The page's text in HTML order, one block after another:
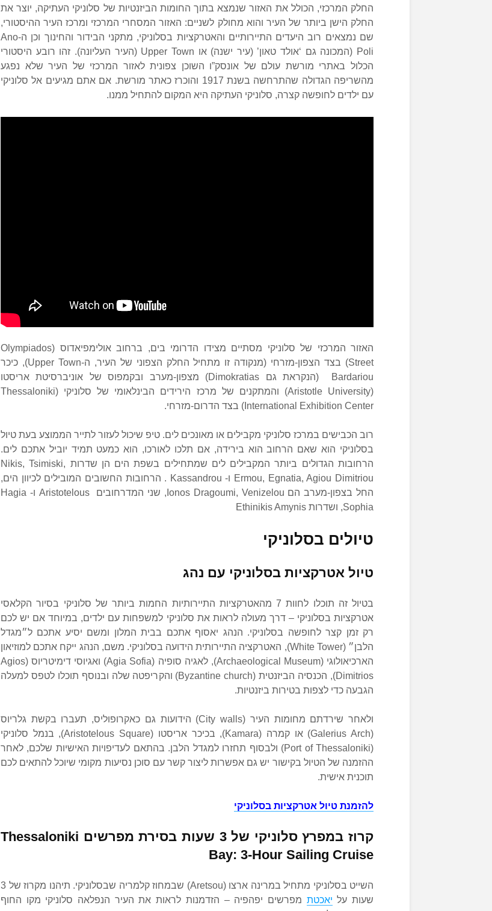
החלק המרכזי, הכולל את האזור שנמצא בתוך החומות הביזנטיות של סלוניקי העתיקה, יוצר את
החלק הישן ביותר של העיר והוא מחולק לשניים: האזור המסחרי המרכזי ומרכז העיר ההיסטורי,
שם נמצאים רוב היעדים התיירותיים והאטרקציות בסלוניקי, מתקני הבידור והחינוך וכן ה-Ano
Poli (המכונה גם ‘אולד טאון’ (עיר ישנה) או Upper Town (העיר העליונה). זהו רובע היסטורי
הכלול באתרי מורשת עולם של אונסק”ו השוכן צפונית לאזור המרכזי של העיר שלא נפגע
מהשריפה הגדולה שהתרחשה בשנת 1917 והוכרז כאתר מורשת. אם אתם מגיעים אל סלוניקי
עם ילדים לחופשה קצרה, סלוניקי העתיקה היא המקום להתחיל ממנו.
האזור המרכזי של סלוניקי מסתיים מצידו הדרומי בים, ברחוב אולימפיאדוס (Olympiados
Street) בצד הצפון-מזרחי (מנקודה זו מתחיל החלק הצפוני של העיר, ה-Upper Town), כיכר
Bardariou (הנקראת גם Dimokratias) מצפון-מערב ובקמפוס של אוניברסיטת אריסטו
(Aristotle University) והמתקנים של מרכז הירידים הבינלאומי של סלוניקי (Thessaloniki
International Exhibition Center) בצד הדרום-מזרחי.
רוב הכבישים במרכז סלוניקי מקבילים או מאונכים לים. טיפ שיכול לעזור לתייר הממוצע בעת טיול
בסלוניקי הוא שאם הרחוב הוא בירידה, אם תלכו לאורכו, הוא כמעט תמיד יוביל אתכם לים.
הרחובות הגדולים ביותר המקבילים לים שמתחילים בשפת הים הן שדרות Nikis, Tsimiski,
Ermou, Egnatia, Agiou Dimitriou ו- Kassandrou . הרחובות החשובים המובילים לכיוון הים,
החל בצפון-מערב הם Ionos Dragoumi, Venizelou, שני המדרחובים Aristotelous ו- Hagia
Sophia, ושדרות Ethinikis Amynis
טיולים בסלוניקי
טיול אטרקציות בסלוניקי עם נהג
בטיול זה תוכלו לחוות 7 מהאטרקציות התיירותיות החמות ביותר של סלוניקי בסיור הקלאסי
אטרקציות בסלוניקי – דרך מעולה לראות את סלוניקי למשפחות עם ילדים, במיוחד אם יש לכם
רק זמן קצר לחופשה בסלוניקי. הנהג יאסוף אתכם בבית המלון ומשם יסיע אתכם ל״מגדל
הלבן״ (White Tower), האטרקציה התיירותית הידועה בסלוניקי. משם, הנהג ייקח אתכם למוזיאון
הארכיאולוגי (Archaeological Museum), לאגיה סופיה (Agia Sofia) ואגיוסי דימיטריוס (Agios
Dimitrios), הכנסיה הביזנטית (Byzantine church) והקריפטה שלה ובנוסף תוכלו לטפס למעלה
הגבעה כדי לצפות בטירות ביזנטיות.
ולאחר שירדתם מחומות העיר (City walls) הידועות גם כאקרופוליס, תעברו בקשת גלריוס
(Galerius Arch) או קמרה (Kamara), בכיכר אריסטו (Aristotelous Square), בנמל סלוניקי
(Port of Thessaloniki) ולבסוף תחזרו למגדל הלבן. בהתאם לעדיפויות האישיות שלכם, לאחר
ההזמנה של הטיול בקישור יש גם אפשרות ליצור קשר עם סוכן נסיעות מקומי שיוכל להתאים לכם
תוכנית אישית.
להזמנת טיול אטרקציות בסלוניקי
קרוז במפרץ סלוניקי של 3 שעות בסירת מפרשים Thessaloniki
Bay: 3-Hour Sailing Cruise
השייט בסלוניקי מתחיל במרינה ארצו (Aretsou) שבמחוז קלמריה שבסלוניקי. תיהנו מקרוז של 3
שעות על יאכטת מפרשים יפהפיה – הזדמנות לראות את העיר הנפלאה סלוניקי מקו החוף